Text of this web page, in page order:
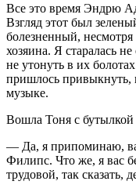
Все это время Эндрю
Взгляд этот был
болезненный, несмотря
хозяина. Я старалась
не утонуть в их
пришлось привыкнуть,
музыке.
Вошла Тоня с бутылкой
— Да, я припоминаю,
Филипс. Что же, я вас
трудовой, так сказать,